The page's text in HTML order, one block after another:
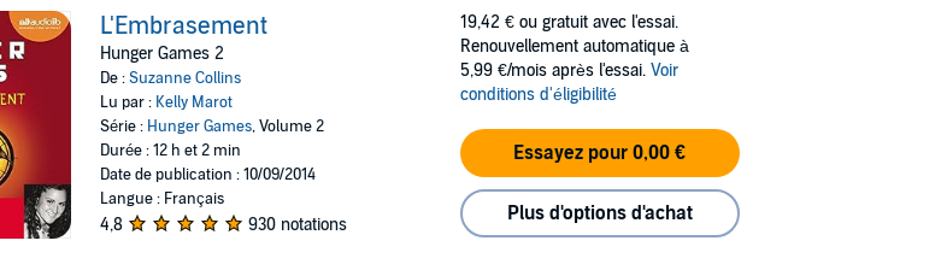
L'Embrasement
Hunger Games 2
De :Suzanne Collins
Lu par : Kelly Marot
Série : Hunger Games, Volume 2
Durée : 12 h et 2 min
Date de publication : 10/09/2014
Langue : Français
4,8 930 notations
19,42 € ou gratuit avec l'essai.
Renouvellement automatique à
5,99 €/mois après l'essai. Voir
conditions d'éligibilité
Essayez pour 0,00 €
Plus d'options d'achat